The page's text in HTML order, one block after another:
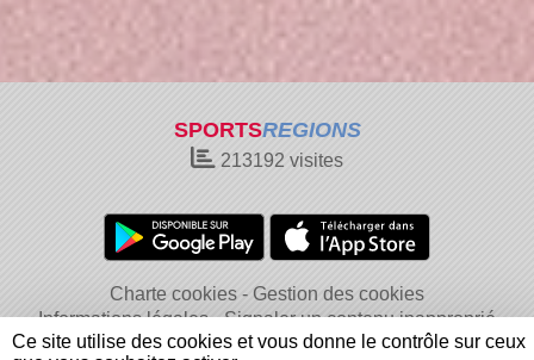
SPORTSREGIONS
213192 visites
Charte cookies
Gestion des cookies
Informations légales
Signaler un contenu inapproprié
Ce site utilise des cookies et vous donne le contrôle sur ceux